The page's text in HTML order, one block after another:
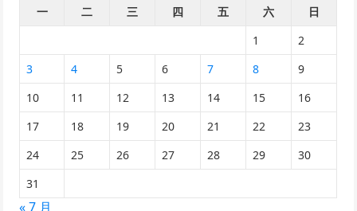
一
二 三 四 五 六
日
1
2
3
4 5 6 7 8
9
10
11 12 13 14 15
16
17
18 19 20 21 22
23
24
25 26 27 28 29
30
31
« 7 月